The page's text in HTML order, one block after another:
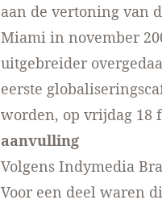
aan de vertoning van
Miami in november
uitgebreider
eerste
worden, op vrijdag 18
aanvulling
Volgens Indymedia
Voor een deel waren